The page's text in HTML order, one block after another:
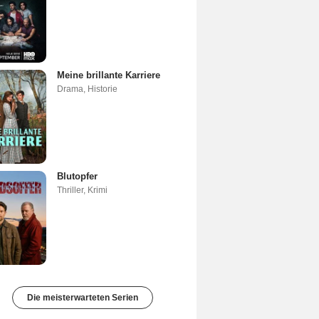
Meine brillante Karriere
Drama, Historie
Blutopfer
Thriller, Krimi
Die meisterwarteten Serien